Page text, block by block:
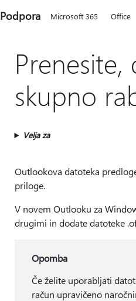
Podpora Microsoft 365 Office
skupno
Velja za
Outlookova datoteka
priloge.
V novem Outlooku za
drugimi in dodate datoteke
Opomba
Če želite uporabljati
račun upravičeno